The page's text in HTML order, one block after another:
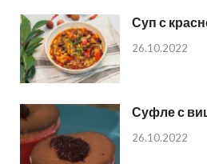
Суп с
26.10.2022
Суфле с
26.10.2022